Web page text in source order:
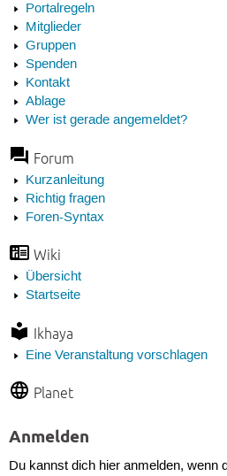
Portalregeln
Mitglieder
Gruppen
Spenden
Kontakt
Ablage
Wer ist gerade angemeldet?
Forum
Kurzanleitung
Richtig fragen
Foren-Syntax
Wiki
Übersicht
Startseite
Ikhaya
Eine Veranstaltung vorschlagen
Planet
Anmelden
Du kannst dich hier anmelden, wenn